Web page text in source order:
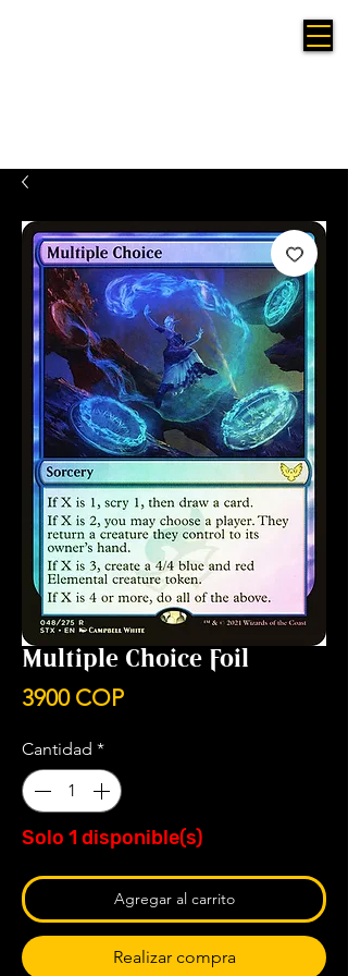
Multiple Choice Foil
3900 COPPrecio
Cantidad *
Solo 1 disponible(s)
Agregar al carrito
Realizar compra